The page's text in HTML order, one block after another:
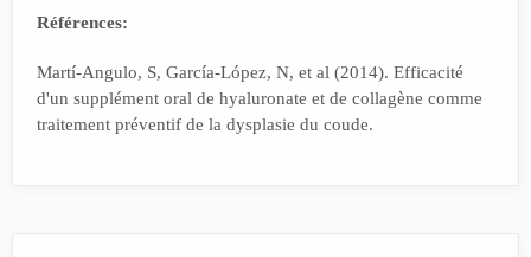
Références:
Martí-Angulo, S, García-López, N, et al (2014). Efficacité
d'un supplément oral de hyaluronate et de collagène comme
traitement préventif de la dysplasie du coude.